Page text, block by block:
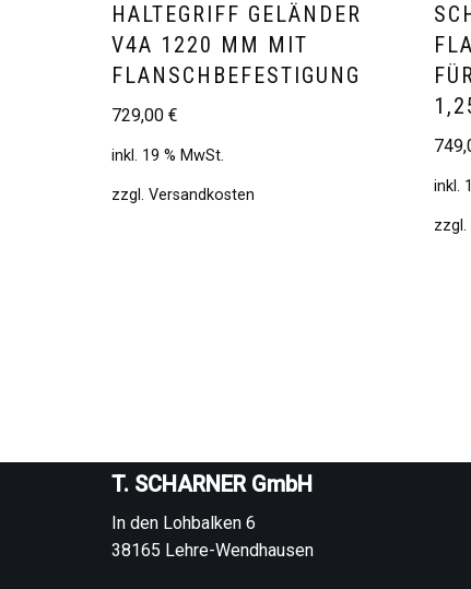
HALTEGRIFF GELÄNDER
V4A 1220 MM MIT
FLANSCHBEFESTIGUNG
729,00 €
inkl. 19 % MwSt.
zzgl. Versandkosten inkl.
zzgl.
T. SCHARNER GmbH
In den Lohbalken 6
38165 Lehre-Wendhausen